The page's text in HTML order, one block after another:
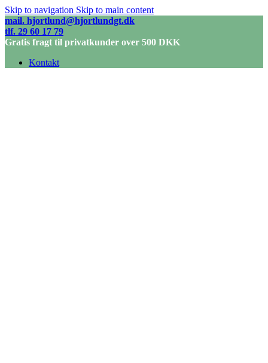
Skip to navigation Skip to main content
mail. hjortlund@hjortlundgt.dk
tlf. 29 60 17 79
Gratis fragt til privatkunder over 500 DKK
Kontakt